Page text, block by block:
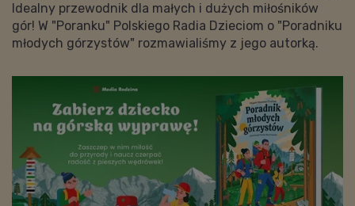
Idealny przewodnik dla małych i dużych miłośników
gór! W "Poranku" Polskiego Radia Dzieciom o "Poradniku
młodych górzystów" rozmawialiśmy z jego autorką.